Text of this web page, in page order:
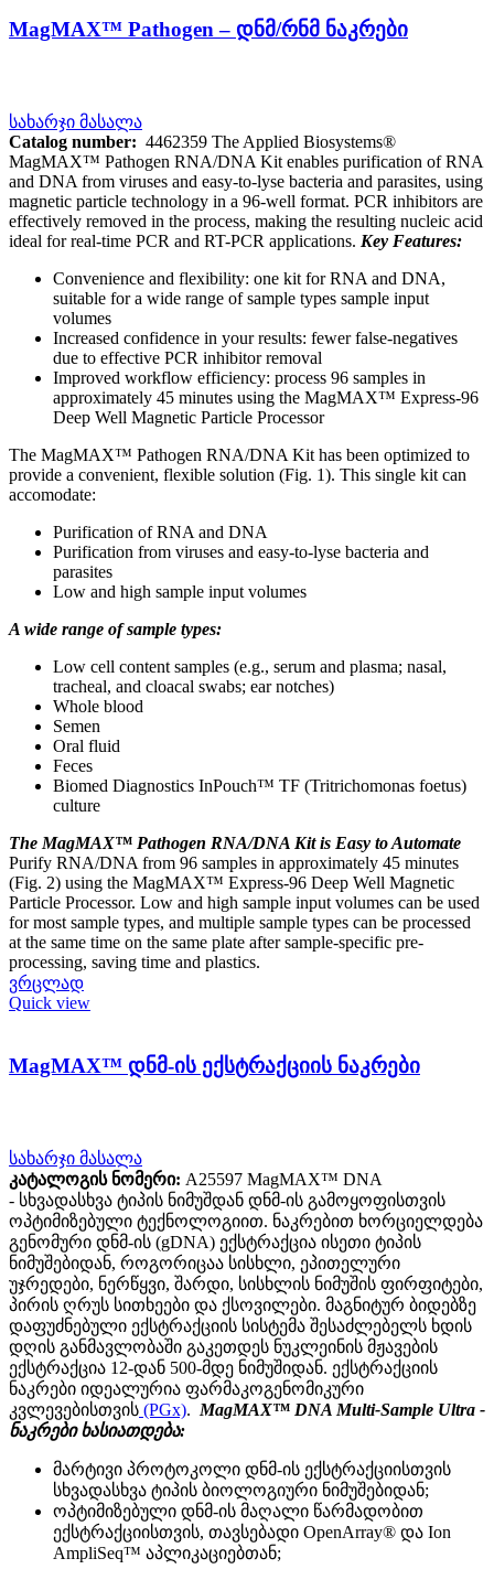
MagMAX™ Pathogen – დნმ/რნმ ნაკრები
სახარჯი მასალა
Catalog number: 4462359 The Applied Biosystems®
MagMAX™ Pathogen RNA/DNA Kit enables purification of RNA
and DNA from viruses and easy-to-lyse bacteria and parasites, using
magnetic particle technology in a 96-well format. PCR inhibitors are
effectively removed in the process, making the resulting nucleic acid
ideal for real-time PCR and RT-PCR applications. Key Features:
Convenience and flexibility: one kit for RNA and DNA,
suitable for a wide range of sample types sample input
volumes
Increased confidence in your results: fewer false-negatives
due to effective PCR inhibitor removal
Improved workflow efficiency: process 96 samples in
approximately 45 minutes using the MagMAX™ Express-96
Deep Well Magnetic Particle Processor
The MagMAX™ Pathogen RNA/DNA Kit has been optimized to
provide a convenient, flexible solution (Fig. 1). This single kit can
accomodate:
Purification of RNA and DNA
Purification from viruses and easy-to-lyse bacteria and
parasites
Low and high sample input volumes
A wide range of sample types:
Low cell content samples (e.g., serum and plasma; nasal,
tracheal, and cloacal swabs; ear notches)
Whole blood
Semen
Oral fluid
Feces
Biomed Diagnostics InPouch™ TF (Tritrichomonas foetus)
culture
The MagMAX™ Pathogen RNA/DNA Kit is Easy to Automate
Purify RNA/DNA from 96 samples in approximately 45 minutes
(Fig. 2) using the MagMAX™ Express-96 Deep Well Magnetic
Particle Processor. Low and high sample input volumes can be used
for most sample types, and multiple sample types can be processed
at the same time on the same plate after sample-specific pre-
processing, saving time and plastics.
ვრცლად
Quick view
MagMAX™ დნმ-ის ექსტრაქციის ნაკრები
სახარჯი მასალა
კატალოგის ნომერი: A25597 MagMAX™ DNA
- სხვადასხვა ტიპის ნიმუშდან დნმ-ის გამოყოფისთვის
ოპტიმიზებული ტექნოლოგიით. ნაკრებით ხორციელდება
გენომური დნმ-ის (gDNA) ექსტრაქცია ისეთი ტიპის
ნიმუშებიდან, როგორიცაა სისხლი, ეპითელური
უჯრედები, ნერწყვი, შარდი, სისხლის ნიმუშის ფირფიტები,
პირის ღრუს სითხეები და ქსოვილები. მაგნიტურ ბიდებზე
დაფუძნებული ექსტრაქციის სისტემა შესაძლებელს ხდის
დღის განმავლობაში გაკეთდეს ნუკლეინის მჟავების
ექსტრაქცია 12-დან 500-მდე ნიმუშიდან. ექსტრაქციის
ნაკრები იდეალურია ფარმაკოგენომიკური
კვლევებისთვის (PGx). MagMAX™ DNA Multi-Sample Ultra -
ნაკრები ხასიათდება:
მარტივი პროტოკოლი დნმ-ის ექსტრაქციისთვის
სხვადასხვა ტიპის ბიოლოგიური ნიმუშებიდან;
ოპტიმიზებული დნმ-ის მაღალი წარმადობით
ექსტრაქციისთვის, თავსებადი OpenArray® და Ion
AmpliSeq™ აპლიკაციებთან;